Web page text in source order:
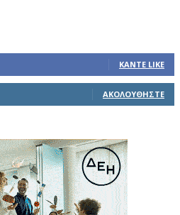
ΚΆΝΤΕ LIKE
ΑΚΟΛΟΥΘΉΣΤΕ